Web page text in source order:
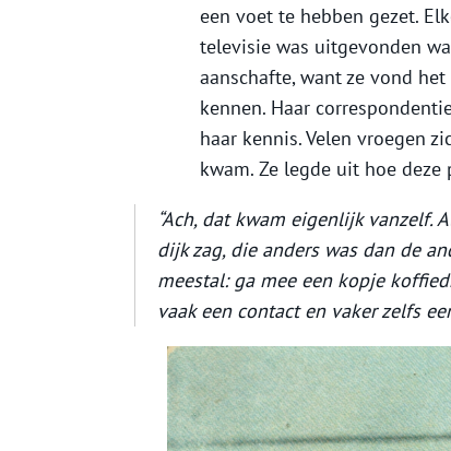
een voet te hebben gezet.
televisie was uitgevonden
aanschafte, want ze vond
kennen. Haar
haar kennis. Velen vroegen
kwam. Ze legde uit hoe
“Ach, dat kwam eigenlijk vanzelf.
dijk zag, die anders was dan de
meestal: ga mee een kopje
vaak een contact en vaker zelfs